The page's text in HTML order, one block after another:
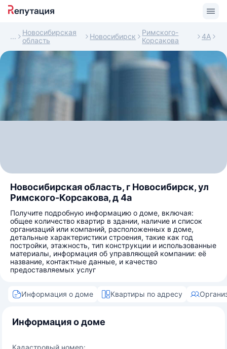
Новосибирская
область
Новосибирск
Римского-
Корсакова
4А
Новосибирская область, г Новосибирск, ул
Римского-Корсакова, д 4а
Получите подробную информацию о доме, включая:
общее количество квартир в здании, наличие и список
организаций или компаний, расположенных в доме,
детальные характеристики строения, такие как год
постройки, этажность, тип конструкции и использованные
материалы, информация об управляющей компании: её
название, контактные данные, и качество
предоставляемых услуг
Информация о доме Квартиры по адресу
Информация о доме
Кадастровый номер: